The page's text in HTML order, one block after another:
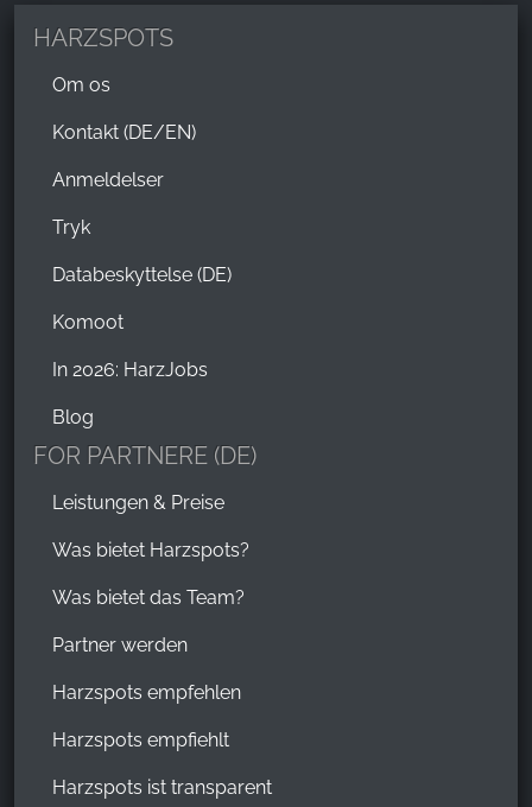
HARZSPOTS
Om os
Kontakt (DE/EN)
Anmeldelser
Tryk
Databeskyttelse (DE)
Komoot
In 2026: HarzJobs
Blog
FOR PARTNERE (DE)
Leistungen & Preise
Was bietet Harzspots?
Was bietet das Team?
Partner werden
Harzspots empfehlen
Harzspots empfiehlt
Harzspots ist transparent